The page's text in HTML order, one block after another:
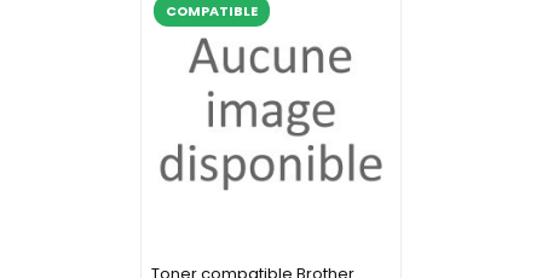
COMPATIBLE